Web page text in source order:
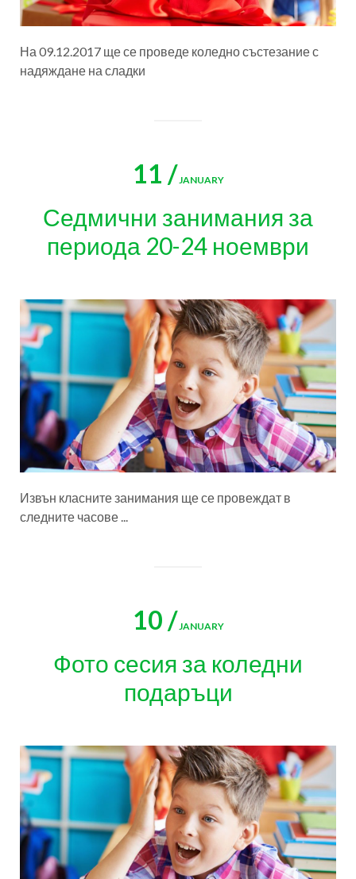
На 09.12.2017 ще се проведе коледно състезание с
надяждане на сладки
11 /JANUARY
Седмични занимания за
периода 20-24 ноември
Извън класните занимания ще се провеждат в
следните часове ...
10 /JANUARY
Фото сесия за коледни
подаръци